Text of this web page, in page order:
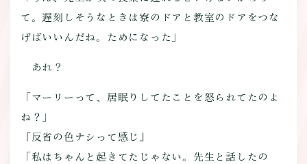
て。遅刻しそうなときは寮のドアと教室のドアをつな
げばいいんだね。ためになった」
あれ？
「マーリーって、居眠りしてたことを怒られてたのよ
ね？」
『反省の色ナシって感じ』
「私はちゃんと起きてたじゃない。先生と話したの